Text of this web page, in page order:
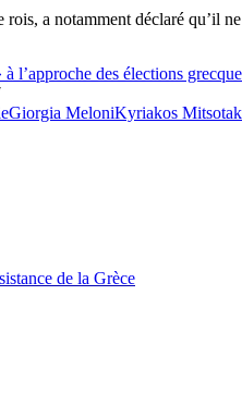
a notamment déclaré qu’il
l’approche des élections
Giorgia MeloniKyriakos
de la Grèce